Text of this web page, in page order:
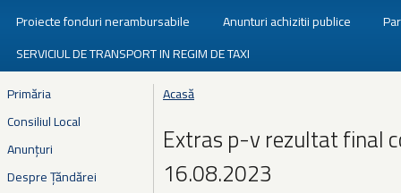
Proiecte fonduri nerambursabile
Anunturi achizitii publice
SERVICIUL DE TRANSPORT IN REGIM DE TAXI
Primăria
Consiliul Local
Anunțuri
Despre Țăndărei
Eşti aici
Acasă
Extras p-v rezultat final
16.08.2023